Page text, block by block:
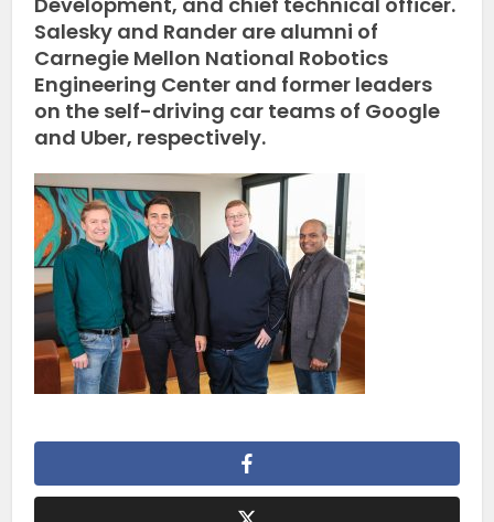
Salesky and Rander are alumni of
Carnegie Mellon National Robotics
Engineering Center and former leaders
on the self-driving car teams of Google
and Uber, respectively.